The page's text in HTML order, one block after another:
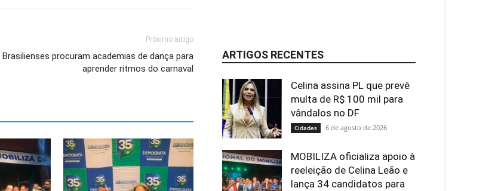
Próximo artigo
Brasilienses procuram academias de dança para
aprender ritmos do carnaval
ARTIGOS RECENTES
Celina assina PL que prevê
multa de R$ 100 mil para
vândalos no DF
Cidades 6 de agosto de 2026
MOBILIZA oficializa apoio à
reeleição de Celina Leão e
lança 34 candidatos para